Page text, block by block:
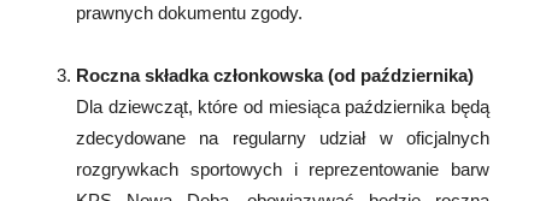
prawnych dokumentu zgody.
Roczna składka członkowska (od października)
Dla dziewcząt, które od miesiąca października będą
zdecydowane na regularny udział w oficjalnych
rozgrywkach sportowych i reprezentowanie barw